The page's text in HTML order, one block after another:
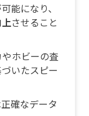
能になり、
させること
ホビーの査
いたスピー
確なデータ